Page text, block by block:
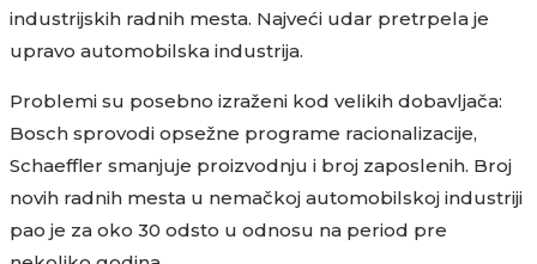
industrijskih radnih mesta. Najveći udar pretrpela je
upravo automobilska industrija.
Problemi su posebno izraženi kod velikih dobavljača:
Bosch sprovodi opsežne programe racionalizacije,
Schaeffler smanjuje proizvodnju i broj zaposlenih. Broj
novih radnih mesta u nemačkoj automobilskoj industriji
pao je za oko 30 odsto u odnosu na period pre